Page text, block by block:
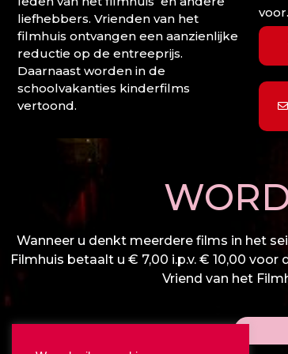
liefhebbers. Vrienden van het
filmhuis ontvangen een aanzienlijke
reductie op de entreeprijs.
Daarnaast worden in de
schoolvakanties kinderfilms
vertoond.
voor.
Wanneer u denkt meerdere films in het
Filmhuis betaalt u € 7,00 i.p.v. € 10,00
Vriend van het